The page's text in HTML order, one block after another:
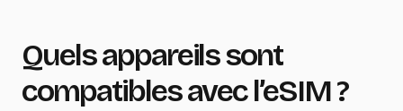
Quels appareils sont
compatibles avec l’eSIM ?